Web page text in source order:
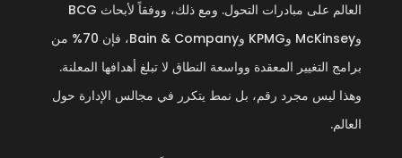
العالم على مبادرات التحول. ومع ذلك، ووفقاً لأبحاث BCG
وMcKinsey وKPMG وBain & Company، فإن 70% من
برامج التغيير المعقدة وواسعة النطاق لا تبلغ أهدافها المعلنة.
وهذا ليس مجرد رقم، بل نمط يتكرر في مجالس الإدارة حول
العالم.